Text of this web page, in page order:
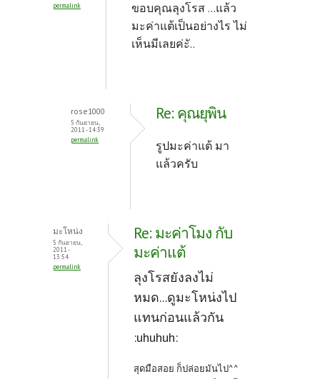
permalink
ขอบคุณลุงโรส ...แล้ว
มะค่าแต้เป็นอย่างไร ไม่
เห็นมีเลยค่ะั..
rose1000
5 กันยายน,
2011 - 14:39
permalink
Re: คุณยุพิน
รูปมะค่าแต้ มา
แล้วครับ
มะโหน่ง
5 กันยายน,
2011 -
13:54
permalink
Re: มะค่าโมง กับ
มะค่าแต้
ลุงโรสยังลงไม่
หมด...ดูมะโหน่งไป
แทนก่อนแล้วกัน
:uhuhuh:
สุดมือสอย ก็ปล่อยมันไป^^